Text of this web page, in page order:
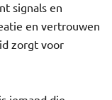
signals en
en vertrouwen
zorgt voor